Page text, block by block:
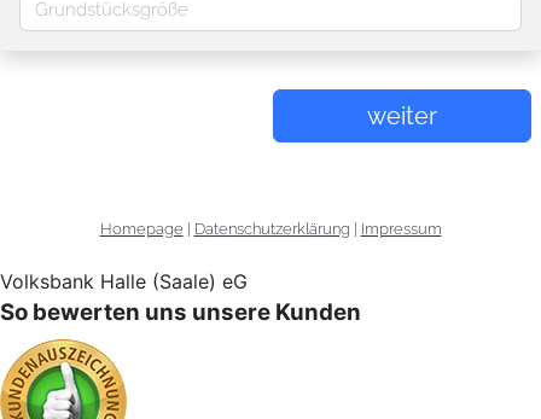
Volksbank Halle (Saale) eG
So bewerten uns unsere Kunden